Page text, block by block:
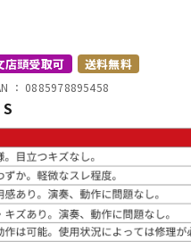
ドラム
配信/ライブ
機器
店頭受取可 送料無料
： 0885978895458
S